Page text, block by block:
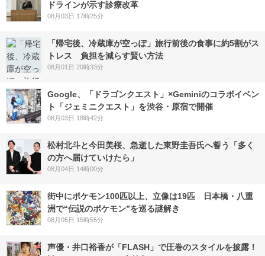
ドラインが示す診療改革
08月03日 17時25分
「帰宅後、冷蔵庫が空っぽ」旅行前後の食事に約5割がス
トレス 負担を減らす賢い方法
08月01日 20時33分
Google、「ドラゴンクエスト」×Geminiのコラボイベン
ト「ジェミニクエスト」を渋谷・原宿で開催
08月03日 18時42分
松村北斗と今田美桜、急逝した東野圭吾氏へ誓う「多く
の方へ届けていけたら」
08月04日 14時00分
街中にポケモン100匹以上、立像は19匹 日本橋・八重
洲で“伝説のポケモン”を巡る謎解き
08月05日 15時55分
声優・井口裕香が「FLASH」で圧巻のスタイルを披露！